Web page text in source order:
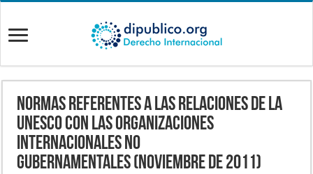
Normas referentes a las relaciones de la
UNESCO con las Organizaciones
Internacionales no
Gubernamentales (Noviembre de 2011)